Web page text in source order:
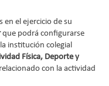
en el ejercicio de su
que podrá configurarse
institución colegial
Física, Deporte y
con la actividad